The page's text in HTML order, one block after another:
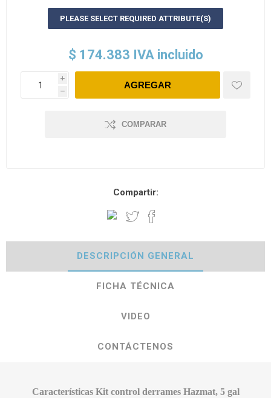
PLEASE SELECT REQUIRED ATTRIBUTE(S)
$ 174.383 IVA incluido
i
h
COMPARAR
Compartir:
DESCRIPCIÓN GENERAL
FICHA TÉCNICA
VIDEO
CONTÁCTENOS
Características Kit control derrames Hazmat, 5 gal